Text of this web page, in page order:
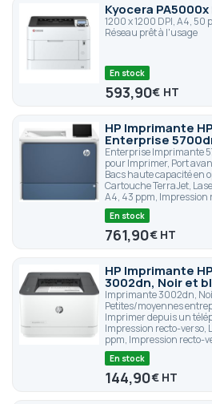
Kyocera PA5000x
1200 x 1200 DPI, A4, 50
Réseau prêt à l'usage
En stock
593,90€
HP Imprimante
Enterprise
Enterprise Imprimante
pour Imprimer, Port
Bacs haute capacité en
Cartouche TerraJet,
A4, 43 ppm, Impression
En stock
761,90€
HP Imprimante
3002dn, Noir et
Imprimante 3002dn,
Petites/moyennes
Imprimer depuis un
Impression recto-verso,
ppm, Impression recto-
En stock
144,90€